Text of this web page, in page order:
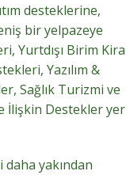
desteklerine,
bir yelpazeye
Yurtdışı Birim Kira
Yazılım &
Sağlık Turizmi ve
İlişkin Destekler yer
yakından